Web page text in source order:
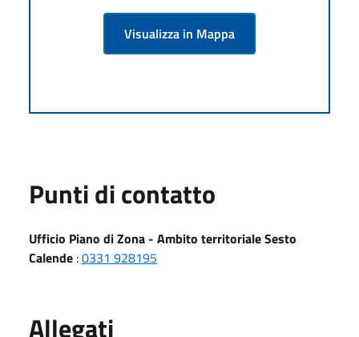
Visualizza in Mappa
Punti di contatto
Ufficio Piano di Zona - Ambito territoriale Sesto
Calende :0331 928195
Allegati